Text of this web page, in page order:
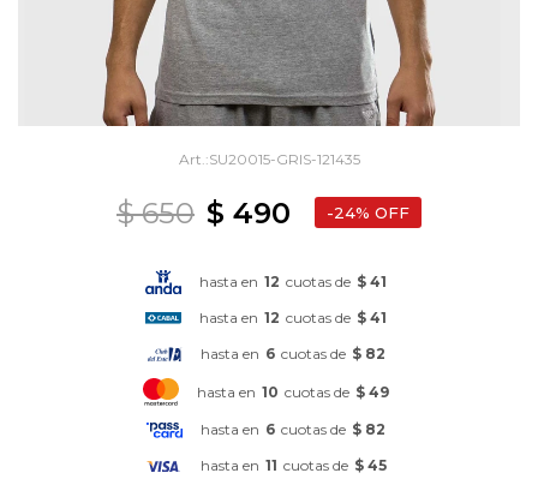
SU20015-GRIS-121435
$ 490
$ 650 24
hasta en 12 cuotas de $ 41
hasta en 12 cuotas de $ 41
hasta en 6 cuotas de $ 82
hasta en 10 cuotas de $ 49
hasta en 6 cuotas de $ 82
hasta en 11 cuotas de $ 45